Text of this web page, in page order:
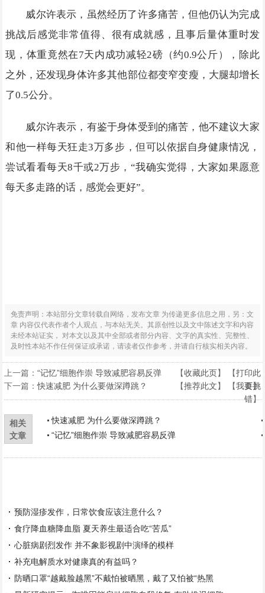
威尔许表示，虽然经历了许多痛苦，但他仍认为完成
挑战后感觉非常值得、很有成就感，且事后量体重时发
现，体重竟然在7天内成功减轻2磅（约0.9公斤），除此
之外，还发现身体许多其他部位都变窄变瘦，大腿却增长
了0.5公分。
威尔许表示，有鉴于身体受到的痛苦，他不建议大家
和他一样每天狂走3万多步，但可以依据自身健康情况，
尝试看看每天8千或2万步，“我确实觉得，大家如果愿意
每天多走路的话，感觉会更好”。
免责声明：本站部分文章转载自网络，发布文章 为传递更多信息之用，另：文
章 内容仅代表作者个人观点，与本站无关。其原创性以及文中陈述文字和内容
未经本站证实， 对本文以及其中全部或者部分内容、文字的真实性、完整性、
及时性本站不作任何保证或承诺，请读者仅作参考，并请自行核实相关内容。
上一篇：“记忆”细胞作崇 导致减肥容易反弹
下一篇：快速减肥 为什么要做深蹲跳？
【收藏此页】 【打印此
页】
【推荐此文】 【我要挑
错】
相关
文章
快速减肥 为什么要做深蹲跳？
“记忆”细胞作崇 导致减肥容易反弹
预防湿疹发作，日常饮食应该注意什么？
食疗降血糖降血脂 夏天养生最适合吃“苦瓜”
心脏病剧烈发作 并不象影视剧中演绎的模样
补充电解质水对健康真的有益吗？
防晒口罩“越戴脸越黑”不戴怕被晒黑，戴了又怕被“热黑